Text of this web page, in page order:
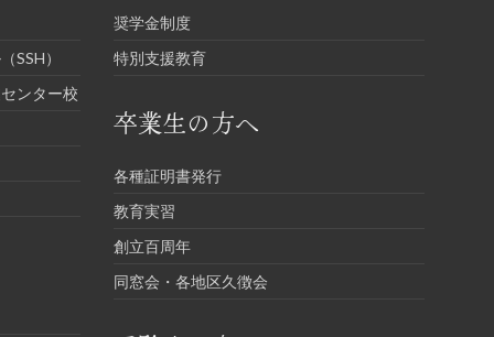
SSH）
ンター校
奨学金制度
特別支援教育
卒業生の方へ
各種証明書発行
教育実習
創立百周年
同窓会・各地区久徴会